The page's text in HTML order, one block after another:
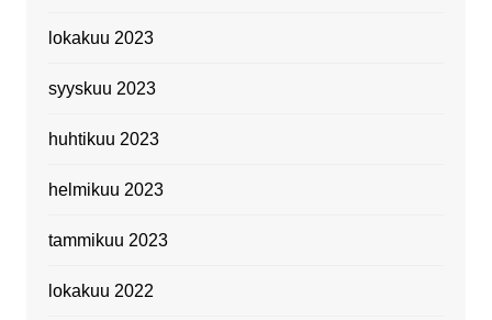
lokakuu 2023
syyskuu 2023
huhtikuu 2023
helmikuu 2023
tammikuu 2023
lokakuu 2022